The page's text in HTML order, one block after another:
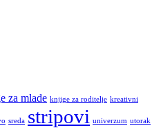
za mlade knjige za roditelje kreativni
sreda stripovi univerzum utorak